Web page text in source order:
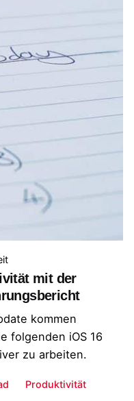
mit der
kommen
folgenden iOS 16
zu arbeiten.
Produktivität